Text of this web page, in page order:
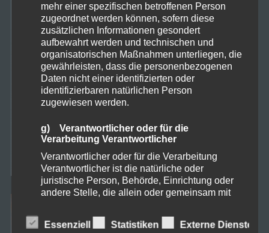
mehr einer spezifischen betroffenen Person
zugeordnet werden können, sofern diese
zusätzlichen Informationen gesondert
aufbewahrt werden und technischen und
organisatorischen Maßnahmen unterliegen, die
gewährleisten, dass die personenbezogenen
Daten nicht einer identifizierten oder
identifizierbaren natürlichen Person
zugewiesen werden.
g) Verantwortlicher oder für die
Verarbeitung Verantwortlicher
Verantwortlicher oder für die Verarbeitung
Verantwortlicher ist die natürliche oder
juristische Person, Behörde, Einrichtung oder
andere Stelle, die allein oder gemeinsam mit
Verarbeitung von personenbezogenen Daten
entscheidet. Sind die Zwecke und Mittel dieser
Essenziell Statistiken Externe Dienste